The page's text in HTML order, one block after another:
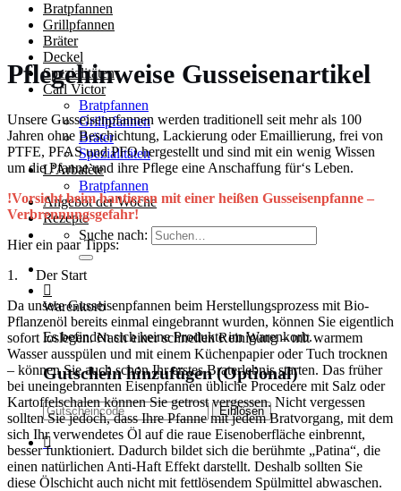
Bratpfannen
Grillpfannen
Bräter
Deckel
Spezialitäten
Carl Victor
Bratpfannen
Grillpfannen
Bräter
Spezialitäten
L’Arbalète
Bratpfannen
Angebot der Woche
Rezepte
Suche nach:
Warenkorb
Es befinden sich keine Produkte im Warenkorb.
Gutschein hinzufügen(Optional)
Pflegehinweise Gusseisenartikel
Unsere Gusseisenpfannen werden traditionell seit mehr als 100
Jahren ohne Beschichtung, Lackierung oder Emaillierung, frei von
PTFE, PFAS und PFO hergestellt und sind mit ein wenig Wissen
um die Pfanne und ihre Pflege eine Anschaffung für‘s Leben.
!Vorsicht beim hantieren mit einer heißen Gusseisenpfanne –
Verbrennungsgefahr!
Hier ein paar Tipps:
1. Der Start
Da unsere Gusseisenpfannen beim Herstellungsprozess mit Bio-
Pflanzenöl bereits einmal eingebrannt wurden, können Sie eigentlich
sofort loslegen. Nach einer schnellen Reinigung – mit warmem
Wasser ausspülen und mit einem Küchenpapier oder Tuch trocknen
– können Sie auch schon Ihr erstes Braterlebnis starten. Das früher
bei uneingebrannten Eisenpfannen übliche Procedere mit Salz oder
Kartoffelschalen können Sie getrost vergessen. Nicht vergessen
sollten Sie jedoch, dass Ihre Pfanne mit jedem Bratvorgang, mit dem
sich Ihr verwendetes Öl auf die raue Eisenoberfläche einbrennt,
besser funktioniert. Dadurch bildet sich die berühmte „Patina“, die
einen natürlichen Anti-Haft Effekt darstellt. Deshalb sollten Sie
diese Ölschicht auch nicht mit fettlösendem Spülmittel abwaschen.